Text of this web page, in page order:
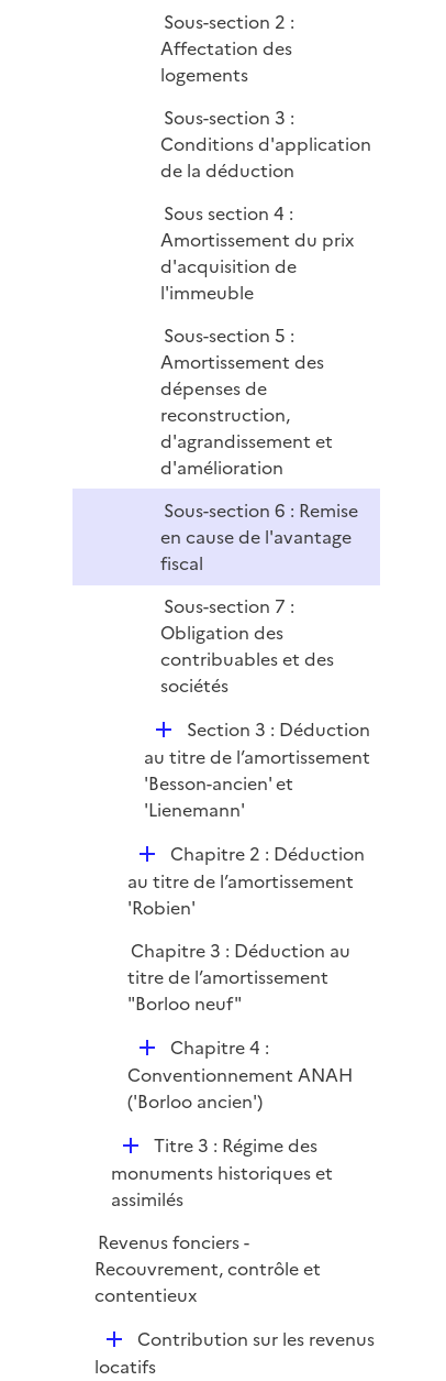
Sous-section 2 :
Affectation des
logements
Sous-section 3 :
Conditions d'application
de la déduction
Sous section 4 :
Amortissement du prix
d'acquisition de
l'immeuble
Sous-section 5 :
Amortissement des
dépenses de
reconstruction,
d'agrandissement et
d'amélioration
Sous-section 6 : Remise
en cause de l'avantage
fiscal
Sous-section 7 :
Obligation des
contribuables et des
sociétés
D
é
p
l
e
r
Section 3 : Déduction
au titre de l’amortissement
'Besson-ancien' et
'Lienemann'
D
é
p
i
e
r
Chapitre 2 : Déduction
au titre de l’amortissement
'Robien'
Chapitre 3 : Déduction au
titre de l’amortissement
"Borloo neuf"
D
é
p
i
e
r
Chapitre 4 :
Conventionnement ANAH
('Borloo ancien')
D
é
p
i
e
r
Titre 3 : Régime des
monuments historiques et
assimilés
Revenus fonciers -
Recouvrement, contrôle et
contentieux
D
é
Contribution sur les revenus
locatifs